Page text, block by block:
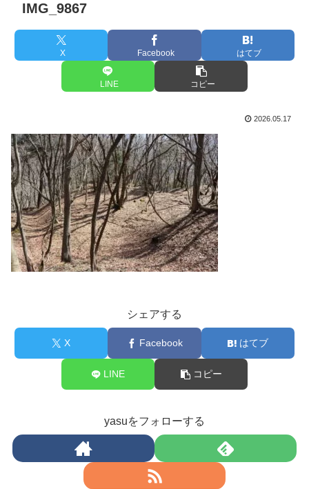
IMG_9867
X Facebook はてブ
LINE コピー
2026.05.17
シェアする
X Facebook はてブ
LINE コピー
yasuをフォローする